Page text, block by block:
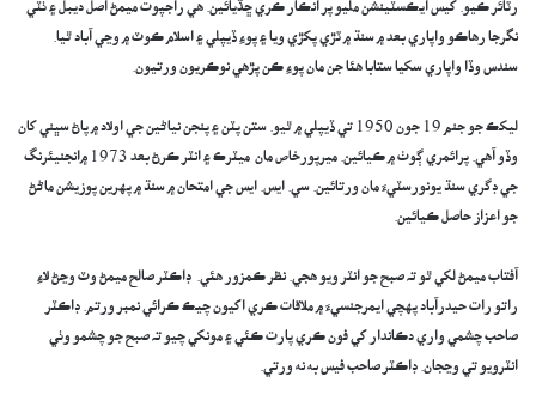
رٽائر ڪيو. کيس ايڪسٽينشن مليو پر انڪار ڪري ڇڏيائين. هي راجپوت ميمڻ اصل ديبل ۽ ٺٽي
نگرجا رهاڪو واپاري بعد ۾ سنڌ ۾ ٽڙي پکڙي ويا ۽ پوءِ ڏيپلي ۽ اسلام ڪوٽ ۾ وڃي آباد ٿيا.
سندس وڏا واپاري سکيا ستابا هئا جن مان پوءِ ڪن پڙھي نوڪريون ورتيون.
ليکڪ جو جنم 19 جون 1950 تي ڏيپلي ۾ ٿيو. ستن پٽن ۽ پنجن نياڻين جي اولاد ۾ پاڻ سڀني کان
وڏو آهي. پرائمري ڳوٺ ۾ ڪيائين. ميرپورخاص مان ميٽرڪ ۽ انٽر ڪرڻ بعد 1973 ۾انجنيئرنگ
جي ڊگري سنڌ يونورسٽيءَ مان ورتائين. سي. ايس. ايس جي امتحان ۾ سنڌ ۾ پهرين پوزيشن ماڻڻ
جو اعزاز حاصل ڪيائين.
آفتاب ميمڻ لکي ٿو تہ صبح جو انٽر ويو هجي. نظر ڪمزور ھئي. ڊاڪٽر صالح ميمڻ وٽ وڃڻ لاءِ
راتو رات حيدرآباد پهچي ايمرجنسيءَ ۾ ملاقات ڪري اکيون چيڪ ڪرائي نمبر ورتم. ڊاڪٽر
صاحب چشمي واري دڪاندار کي فون ڪري پارت ڪئي ۽ مونکي چيو تہ صبح جو چشمو وٺي
انٽرويو تي وڃجان. ڊاڪٽر صاحب فيس به نه ورتي.